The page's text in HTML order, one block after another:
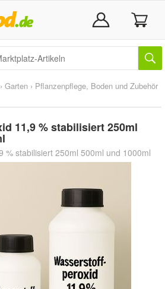
› Garten › Pflanzenpflege, Boden und Zubehör
11,9 % stabilisiert 250ml
% stabilisiert 250ml 500ml und 1000ml